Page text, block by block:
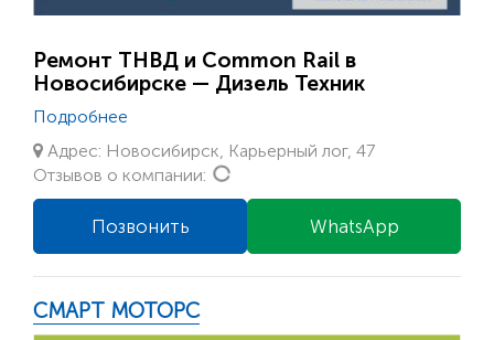
Ремонт ТНВД и Common Rail в
Новосибирске — Дизель Техник
Подробнее
Адрес: Новосибирск, Карьерный лог, 47
Отзывов о компании:
WhatsApp
Позвонить
СМАРТ МОТОРС